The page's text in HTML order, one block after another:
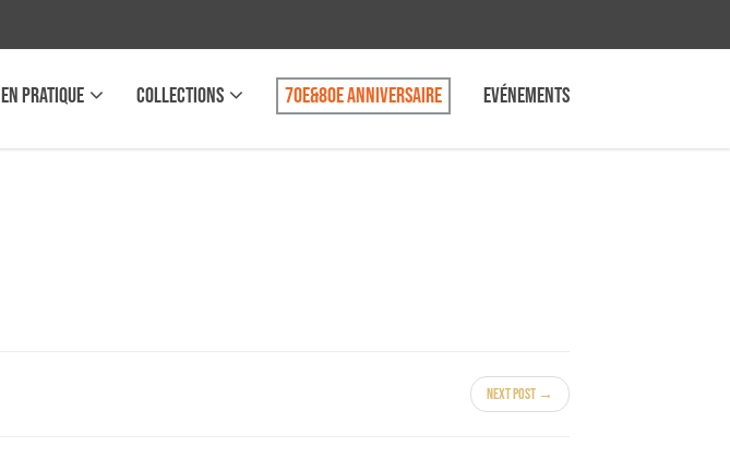
EN PRATIQUE COLLECTIONS 70e&80e anniversaire Evénements
Next Post →